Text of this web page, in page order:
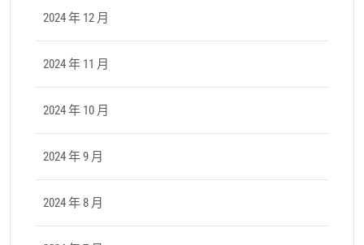
2024 年 12 月
2024 年 11 月
2024 年 10 月
2024 年 9 月
2024 年 8 月